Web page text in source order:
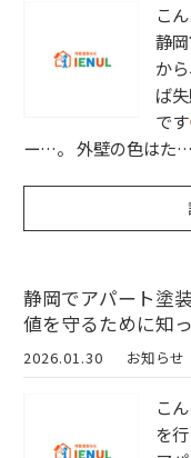
こ
静
か
ば
です
ー…。 外壁の色はた…
静岡でアパート塗
値を守るために知
2026.01.30 お知らせ
こ
を